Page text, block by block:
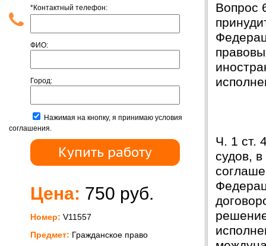
*Контактный телефон:
ФИО:
Город:
Нажимая на кнопку, я принимаю условия
соглашения.
Цена: 750 руб.
Номер: V11557
Предмет: Гражданское право
Вопрос
Ч. 1 ст.
судов,